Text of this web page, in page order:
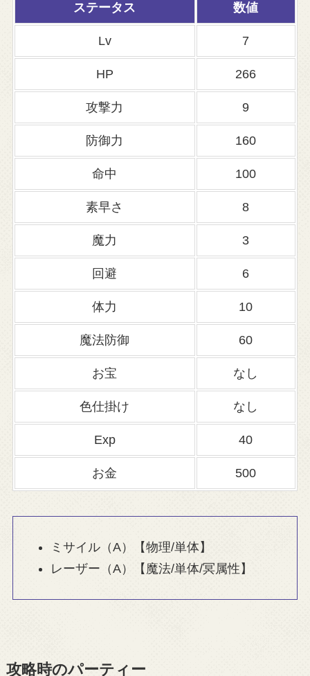
ステータス 数値
Lv 7
HP 266
攻撃力 9
防御力 160
命中 100
素早さ 8
魔力 3
回避 6
体力 10
魔法防御 60
お宝 なし
色仕掛け なし
Exp 40
お金 500
ミサイル（A）【物理/単体】
レーザー（A）【魔法/単体/冥属性】
攻略時のパーティー